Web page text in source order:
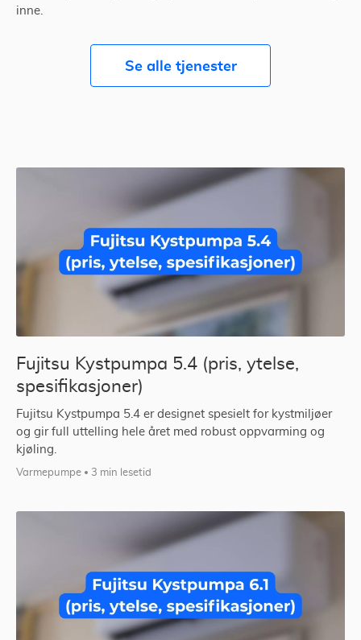
inne.
Se alle tjenester
Fujitsu Kystpumpa 5.4 (pris, ytelse,
spesifikasjoner)
Fujitsu Kystpumpa 5.4 er designet spesielt for kystmiljøer
og gir full uttelling hele året med robust oppvarming og
kjøling.
Varmepumpe 3 min lesetid